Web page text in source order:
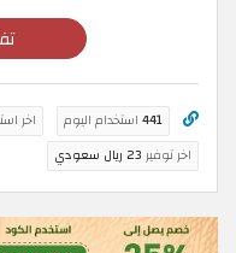
441 استخدام اليوم اخر
اخر توفير 23 ريال سعودي